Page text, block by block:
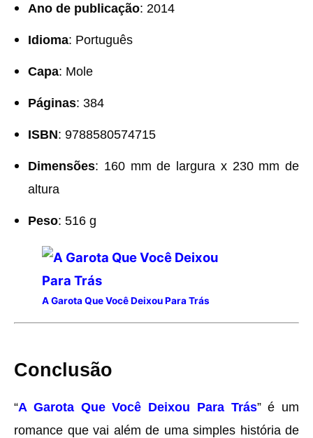
Ano de publicação: 2014
Idioma: Português
Capa: Mole
Páginas: 384
ISBN: 9788580574715
Dimensões: 160 mm de largura x 230 mm de
altura
Peso: 516 g
A Garota Que Você Deixou Para Trás
Conclusão
“A Garota Que Você Deixou Para Trás” é um
romance que vai além de uma simples história de